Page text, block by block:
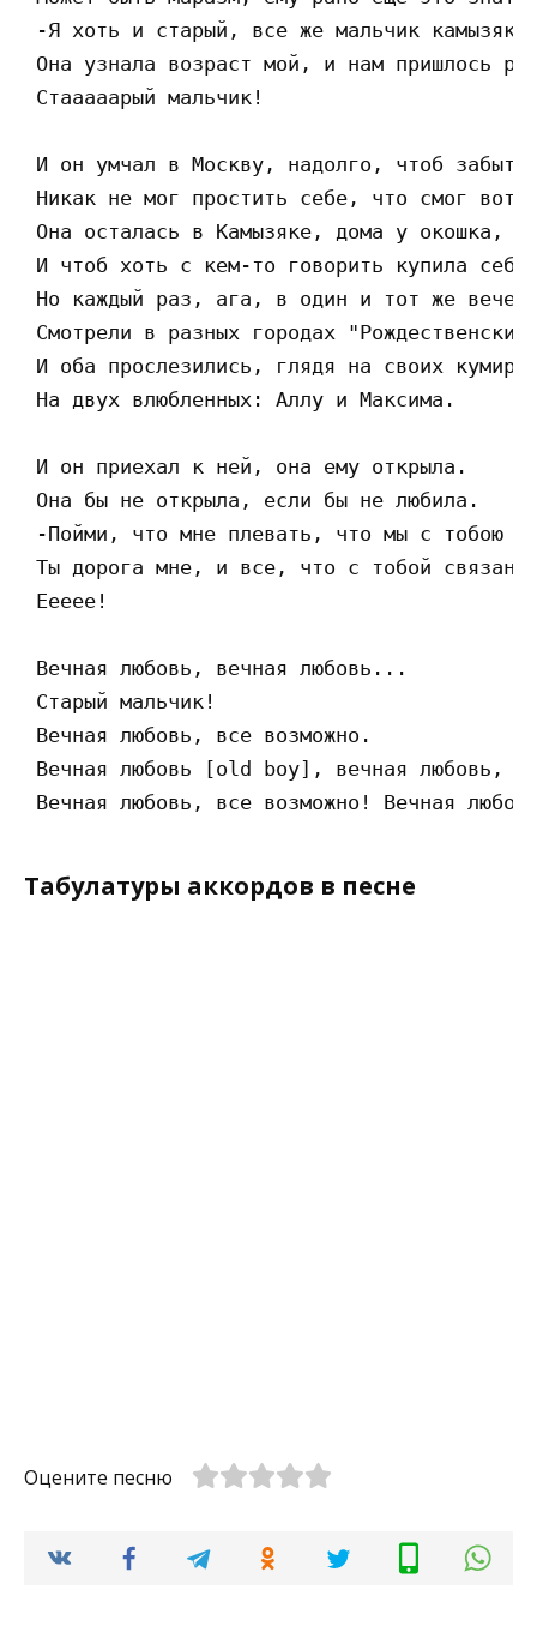
-Я хоть и старый, все же мальчик
Она узнала возраст мой, и нам пришлось
Стааааарый мальчик!
И он умчал в Москву, надолго, чтоб
Никак не мог простить себе, что смог вот
Она осталась в Камызяке, дома у окошка,
И чтоб хоть с кем-то говорить купила себе
Но каждый раз, ага, в один и тот же вечер
Смотрели в разных городах
И оба прослезились, глядя на своих
На двух влюбленных: Аллу и Максима.
И он приехал к ней, она ему открыла.
Она бы не открыла, если бы не любила.
-Пойми, что мне плевать, что мы с тобою
Ты дорога мне, и все, что с тобой
Еееее!
Вечная любовь, вечная любовь...
Старый мальчик!
Вечная любовь, все возможно.
Вечная любовь [old boy], вечная любовь,
Табулатуры аккордов в песне
Оцените песню